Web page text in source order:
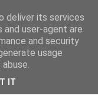
deliver its services
and user-agent are
and security
usage
IT